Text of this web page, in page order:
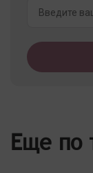
Еще по